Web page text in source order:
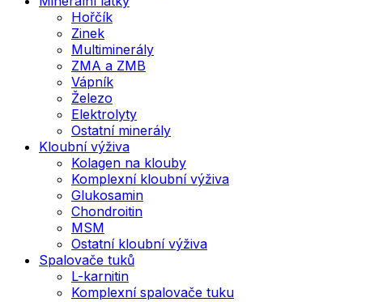
Hořčík
Zinek
Multiminerály
ZMA a ZMB
Vápník
Železo
Elektrolyty
Ostatní minerály
Kloubní výživa
Kolagen na klouby
Komplexní kloubní výživa
Glukosamin
Chondroitin
MSM
Ostatní kloubní výživa
Spalovače tuků
L-karnitin
Komplexní spalovače tuku